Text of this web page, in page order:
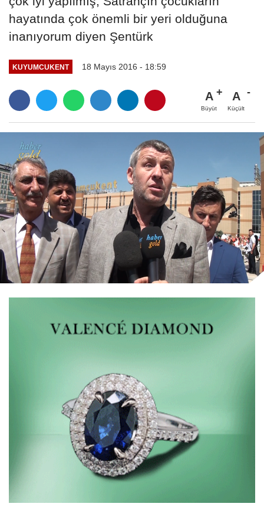
hayatında çok önemli bir yeri olduğuna
inanıyorum diyen Şentürk
KUYUMCUKENT 18 Mayıs 2016 - 18:59
A
Büyüt
A
Küçült